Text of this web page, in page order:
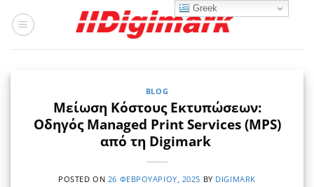
στο
BLOG
Μείωση Κόστους Εκτυπώσεων:
Οδηγός Managed Print Services (MPS)
από τη Digimark
POSTED ON 26 ΦΕΒΡΟΥΑΡΊΟΥ, 2025 BY DIGIMARK
Greek